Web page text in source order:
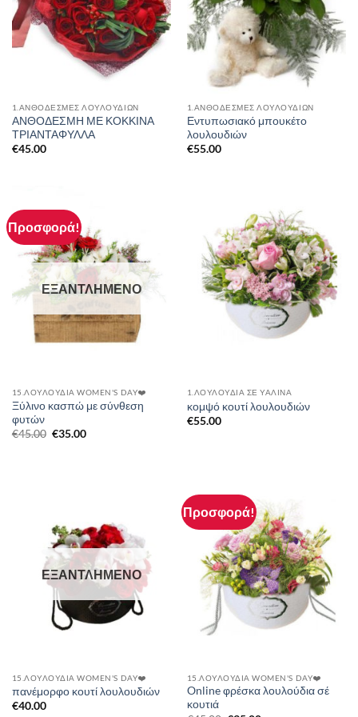
1.ΑΝΘΟΔΕΣΜΕΣ ΛΟΥΛΟΥΔΙΩΝ
ΑΝΘΟΔΕΣΜΗ ΜΕ ΚΟΚΚΙΝΑ
ΤΡΙΑΝΤΑΦΥΛΛΑ
€45.00
1.ΑΝΘΟΔΕΣΜΕΣ ΛΟΥΛΟΥΔΙΩΝ
Εντυπωσιακό μπουκέτo
λουλουδιών
€55.00
Προσφορά!
ΕΞΑΝΤΛΗΜΈΝΟ
15.ΛΟΥΛΟΎΔΙΑ WOMEN'S DAY❤️
Ξύλινο κασπώ με σύνθεση
φυτών
€45.00 Original
€35.00Η
1.ΛΟΥΛΟΎΔΙΑ ΣΈ ΥΆΛΙΝΑ
κομψό κουτί λουλουδιών
€55.00
ΕΞΑΝΤΛΗΜΈΝΟ
15.ΛΟΥΛΟΎΔΙΑ WOMEN'S DAY❤️
πανέμορφο κουτί λουλουδιών
€40.00
Προσφορά!
15.ΛΟΥΛΟΎΔΙΑ WOMEN'S DAY❤️
Online φρέσκα λουλούδια σέ
κουτιά